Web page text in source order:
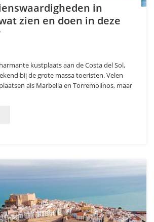
in
zien en doen in deze
kustplaats aan de Costa del Sol,
bij de grote massa toeristen. Velen
als Marbella en Torremolinos, maar